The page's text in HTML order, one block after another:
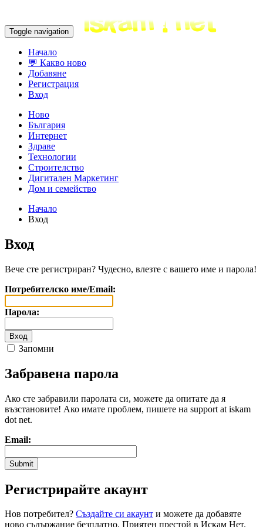
Toggle navigation
Начало
💬 Какво ново
Добавяне
Регистрация
Вход
Ново
България
Интернет
Здраве
Технологии
Строителство
Дигитален Маркетинг
Дом и семейство
Начало
Вход
Вход
Вече сте регистриран? Чудесно, влезте с вашето име и парола!
Потребителско име/Email:
Парола:
Запомни
Забравена парола
Ако сте забравили паролата си, можете да опитате да я
възстановите! Ако имате проблем, пишете на support at iskam
dot net.
Email:
Регистрирайте акаунт
Нов потребител? Създайте си акаунт и можете да добавяте
ново съдържание безплатно. Приятен престой в Искам Нет.